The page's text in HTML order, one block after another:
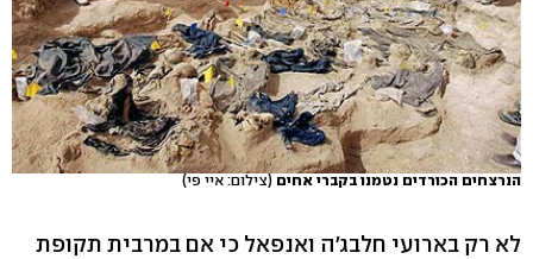
הנרצחים הכורדים נטמנו בקברי אחים(צילום: איי פי)
לא רק בארועי חלבג'ה ואנפאל כי אם במרבית תקופת